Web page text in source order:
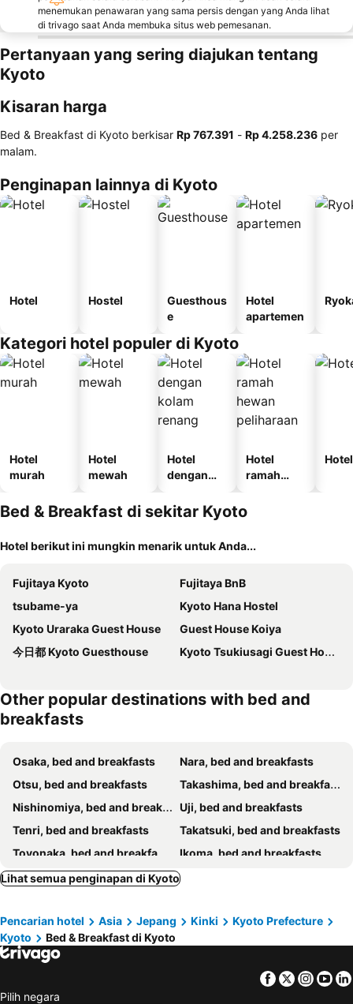
menemukan penawaran yang sama persis dengan yang Anda lihat
di trivago saat Anda membuka situs web pemesanan.
Pertanyaan yang sering diajukan tentang
Kyoto
Kisaran harga
Bed & Breakfast di Kyoto berkisar ‎Rp 767.391 - ‎Rp 4.258.236 per
malam.
Penginapan lainnya di Kyoto
Hotel Hostel
Guesthous
e
Hotel
apartemen
Kategori hotel populer di Kyoto
Hotel
murah
Hotel
mewah
Hotel
dengan
renang
Hotel
ramah
Bed & Breakfast di sekitar Kyoto
Hotel berikut ini mungkin menarik untuk Anda...
Fujitaya Kyoto
Fujitaya BnB
tsubame-ya
Kyoto Hana Hostel
Kyoto Uraraka Guest House
Guest House Koiya
今日都 Kyoto Guesthouse
Kyoto Tsukiusagi Guest House
Other popular destinations with bed and
breakfasts
Osaka, bed and breakfasts
Nara, bed and breakfasts
Otsu, bed and breakfasts
Takashima, bed and breakfasts
Nishinomiya, bed and breakfasts
Uji, bed and breakfasts
Tenri, bed and breakfasts
Takatsuki, bed and breakfasts
Toyonaka, bed and breakfasts
Ikoma, bed and breakfasts
Kameoka, bed and breakfasts Suita, bed and breakfasts
Kadoma, bed and breakfasts
Higashiosaka, bed and breakfasts
Nagaokakyo, bed and breakfasts
Yamatokoriyama, bed and breakfasts
Omihachiman, bed and breakfasts
Shijonawate, bed and breakfasts
Lihat semua penginapan di Kyoto
Pencarian hotel Asia Jepang Kinki
Kyoto Prefecture
Kyoto
Bed & Breakfast di Kyoto
Facebook
Twitter
Pilih negara